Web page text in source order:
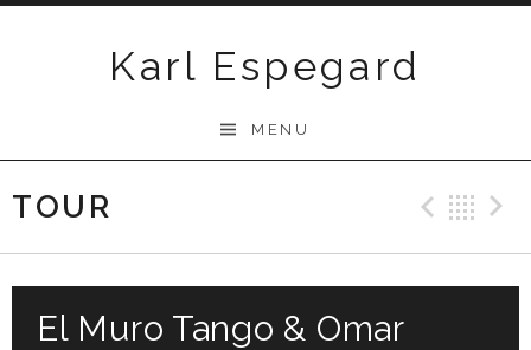
Karl Espegard
MENU
TOUR
El Muro Tango & Omar